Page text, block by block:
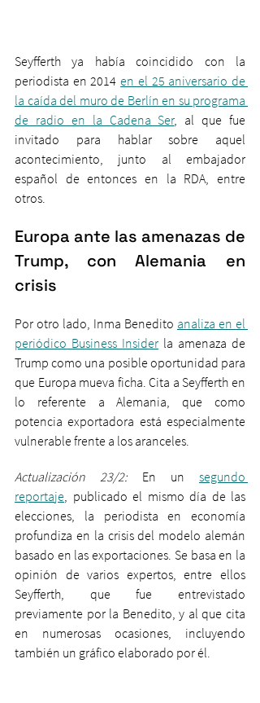
Seyfferth ya había coincidido con la
periodista en 2014 en el 25 aniversario de
la caída del muro de Berlín en su programa
de radio en la Cadena Ser, al que fue
invitado para hablar sobre aquel
acontecimiento, junto al embajador
español de entonces en la RDA, entre
otros.
Europa ante las amenazas de
Trump, con Alemania en
crisis
Por otro lado, Inma Benedito analiza en el
periódico Business Insider la amenaza de
Trump como una posible oportunidad para
que Europa mueva ficha. Cita a Seyfferth en
lo referente a Alemania, que como
potencia exportadora está especialmente
vulnerable frente a los aranceles.
Actualización 23/2: En un segundo
reportaje, publicado el mismo día de las
elecciones, la periodista en economía
profundiza en la crisis del modelo alemán
basado en las exportaciones. Se basa en la
opinión de varios expertos, entre ellos
Seyfferth, que fue entrevistado
previamente por la Benedito, y al que cita
en numerosas ocasiones, incluyendo
también un gráfico elaborado por él.